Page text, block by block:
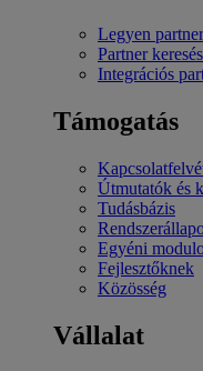
Legyen
Partner
Integrációs
Támogatás
Útmutatók és
Tudásbázis
Egyéni
Fejlesztőknek
Közösség
Vállalat